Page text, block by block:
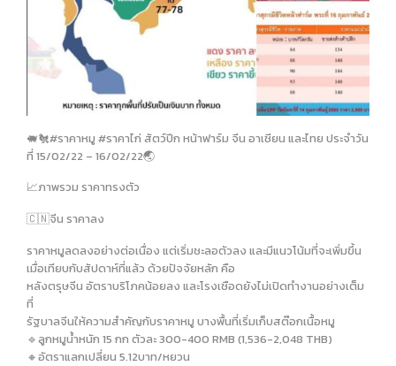
🐖🐔#ราคาหมู #ราคาไก่ สัตว์ปีก หน้าฟาร์ม จีน อาเชียน และไทย ประจำวัน
ที่ 15/02/22 – 16/02/22🌏
📈ภาพรวม ราคาทรงตัว
🇨🇳จีน ราคาลง
ราคาหมูลดลงอย่างต่อเนื่อง แต่เริ่มชะลอตัวลง และมีแนวโน้มที่จะเพิ่มขึ้น
เมื่อเทียบกับสัปดาห์ที่แล้ว ด้วยปัจจัยหลัก คือ
หลังตรุษจีน อัตราบริโภคน้อยลง และโรงเชือดยังไม่เปิดทำงานอย่างเต็ม
ที่
รัฐบาลจีนให้ความสำคัญกับราคาหมู บางพื้นที่เริ่มเก็บสต๊อกเนื้อหมู
🔹️ลูกหมูน้ำหนัก 15 กก ตัวละ 300-400 RMB (1,536-2,048 THB)
🔸️อัตราแลกเปลี่ยน 5.12บาท/หยวน